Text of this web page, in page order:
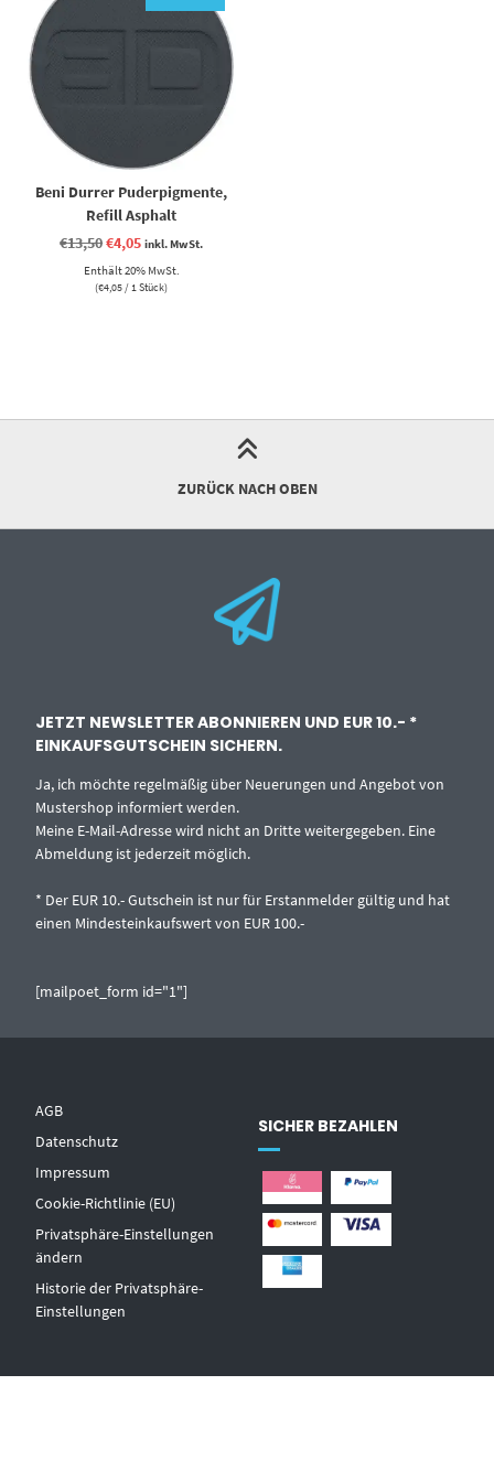
Beni Durrer Puderpigmente,
Refill Asphalt
€13,50Ursprünglicher
Preis
war:
€13,50
€4,05Aktueller
ist:
€4,05.
inkl. MwSt.
Enthält 20% MwSt.
(€4,05/ 1 Stück)
ZURÜCK NACH OBEN
JETZT NEWSLETTER ABONNIEREN UND EUR 10.- *
EINKAUFSGUTSCHEIN SICHERN.
Ja, ich möchte regelmäßig über Neuerungen und Angebot von
Mustershop informiert werden.
Meine E-Mail-Adresse wird nicht an Dritte weitergegeben. Eine
Abmeldung ist jederzeit möglich.
* Der EUR 10.- Gutschein ist nur für Erstanmelder gültig und hat
einen Mindesteinkaufswert von EUR 100.-
[mailpoet_form id="1"]
AGB
Datenschutz
Impressum
Cookie-Richtlinie (EU)
Privatsphäre-Einstellungen
ändern
Historie der Privatsphäre-
Einstellungen
SICHER BEZAHLEN